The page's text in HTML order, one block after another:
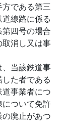
である第三
線路に係る
四号の場合
消し又は事
当該鉄道事
た者である
事業者につ
ついて免許
廃止があつ